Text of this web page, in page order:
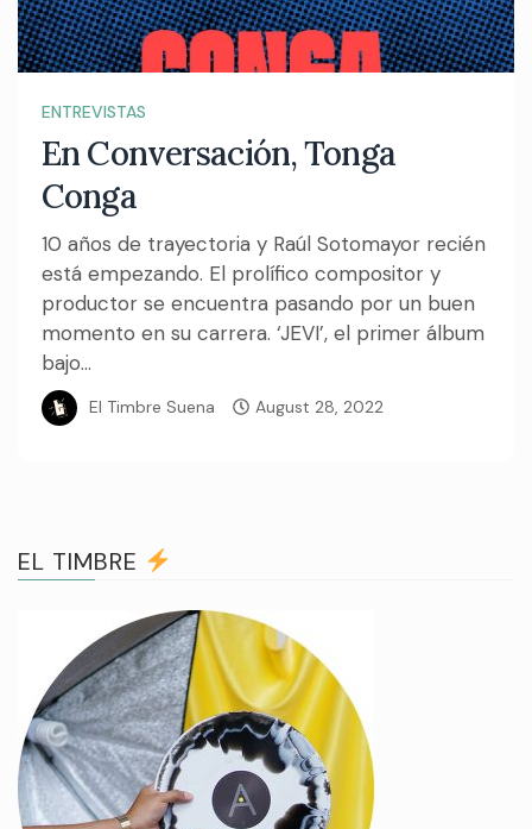
ENTREVISTAS
En Conversación, Tonga
Conga
10 años de trayectoria y Raúl Sotomayor recién
está empezando. El prolífico compositor y
productor se encuentra pasando por un buen
momento en su carrera. ‘JEVI’, el primer álbum
bajo...
El Timbre Suena August 28, 2022
EL TIMBRE